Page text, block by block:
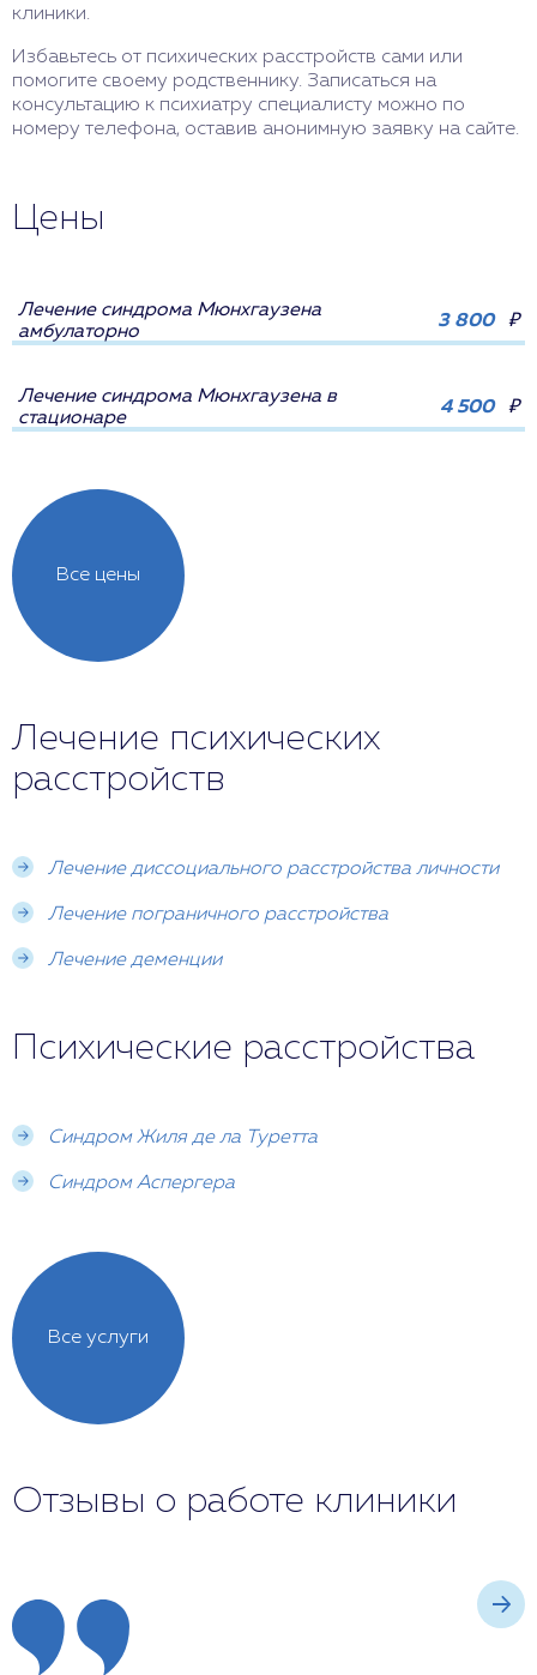
клиники.
Избавьтесь от психических расстройств сами или
помогите своему родственнику. Записаться на
консультацию к психиатру специалисту можно по
номеру телефона, оставив анонимную заявку на сайте.
Цены
Все цены
Лечение синдрома Мюнхгаузена
амбулаторно
3 800 ₽
Лечение синдрома Мюнхгаузена в
стационаре
4 500 ₽
Лечение психических
расстройств
Лечение диссоциального расстройства личности
Лечение пограничного расстройства
Лечение деменции
Психические расстройства
Синдром Жиля де ла Туретта
Синдром Аспергера
Все услуги
Отзывы о работе клиники